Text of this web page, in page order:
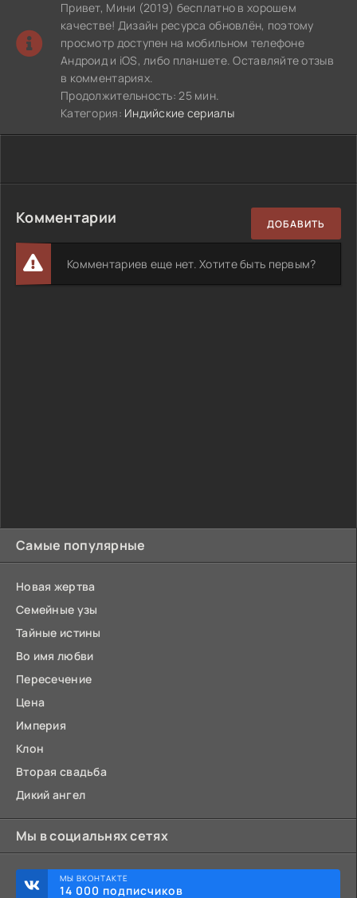
Самые популярные
Новая жертва
Семейные узы
Тайные истины
Во имя любви
Пересечение
Цена
Империя
Клон
Вторая свадьба
Дикий ангел
Мы в социальнях сетях
МЫ ВКОНТАКТЕ
14 000 подписчиков
Привет, Мини (2019) бесплатно в хорошем
качестве! Дизайн ресурса обновлён, поэтому
просмотр доступен на мобильном телефоне
Андроид и iOS, либо планшете. Оставляйте отзыв
в комментариях.
Продолжительность: 25 мин.
Категория: Индийские сериалы
Комментарии ДОБАВИТЬ
Комментариев еще нет. Хотите быть первым?